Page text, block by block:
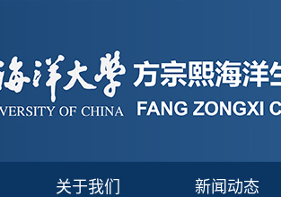
关于我们 新闻动态